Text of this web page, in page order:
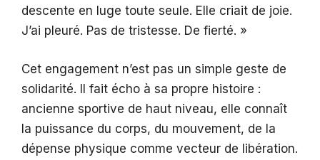
descente en luge toute seule. Elle criait de joie.
J’ai pleuré. Pas de tristesse. De fierté. »
Cet engagement n’est pas un simple geste de
solidarité. Il fait écho à sa propre histoire :
ancienne sportive de haut niveau, elle connaît
la puissance du corps, du mouvement, de la
dépense physique comme vecteur de libération.